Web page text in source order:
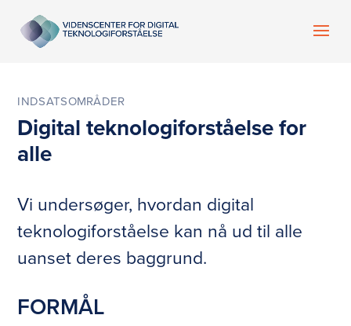
INDSATSOMRÅDER
Digital teknologiforståelse for
alle
Vi undersøger, hvordan digital
teknologiforståelse kan nå ud til alle
uanset deres baggrund.
FORMÅL